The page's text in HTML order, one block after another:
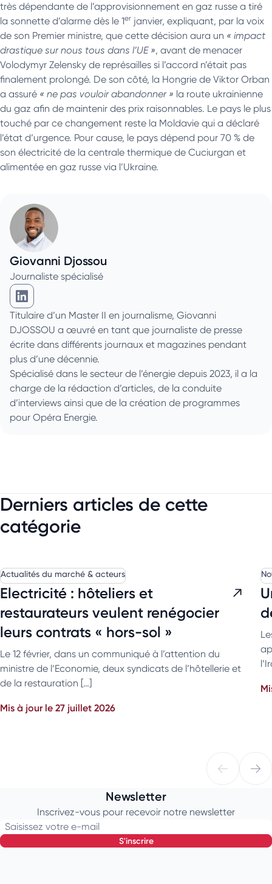
très dépendante de l’approvisionnement en gaz russe a tiré
la sonnette d’alarme dès le 1er janvier, expliquant, par la voix
de son Premier ministre, que cette décision aura un « impact
drastique sur nous tous dans l’UE », avant de menacer
Volodymyr Zelensky de représailles si l’accord n’était pas
finalement prolongé. De son côté, la Hongrie de Viktor Orban
a assuré « ne pas vouloir abandonner » la route ukrainienne
du gaz afin de maintenir des prix raisonnables. Le pays le plus
touché par ce changement reste la Moldavie qui a déclaré
l’état d’urgence. Pour cause, le pays dépend pour 70 % de
son électricité de la centrale thermique de Cuciurgan et
alimentée en gaz russe via l’Ukraine.
Giovanni Djossou
Journaliste spécialisé
Giovanni Djossou sur Linkedin
Titulaire d’un Master II en journalisme, Giovanni
DJOSSOU a œuvré en tant que journaliste de presse
écrite dans différents journaux et magazines pendant
plus d’une décennie.
Spécialisé dans le secteur de l’énergie depuis 2023, il a la
charge de la rédaction d’articles, de la conduite
d’interviews ainsi que de la création de programmes
pour Opéra Energie.
Derniers articles de cette
catégorie
Actualités du marché & acteurs
Electricité : hôteliers et
restaurateurs veulent renégocier
leurs contrats « hors-sol »
Le 12 février, dans un communiqué à l’attention du
ministre de l’Economie, deux syndicats de l’hôtellerie et
de la restauration […]
Mis à jour le 27 juillet 2026
Newsletter
Inscrivez-vous pour recevoir notre newsletter
Saisissez votre e-mail
s'inscrire